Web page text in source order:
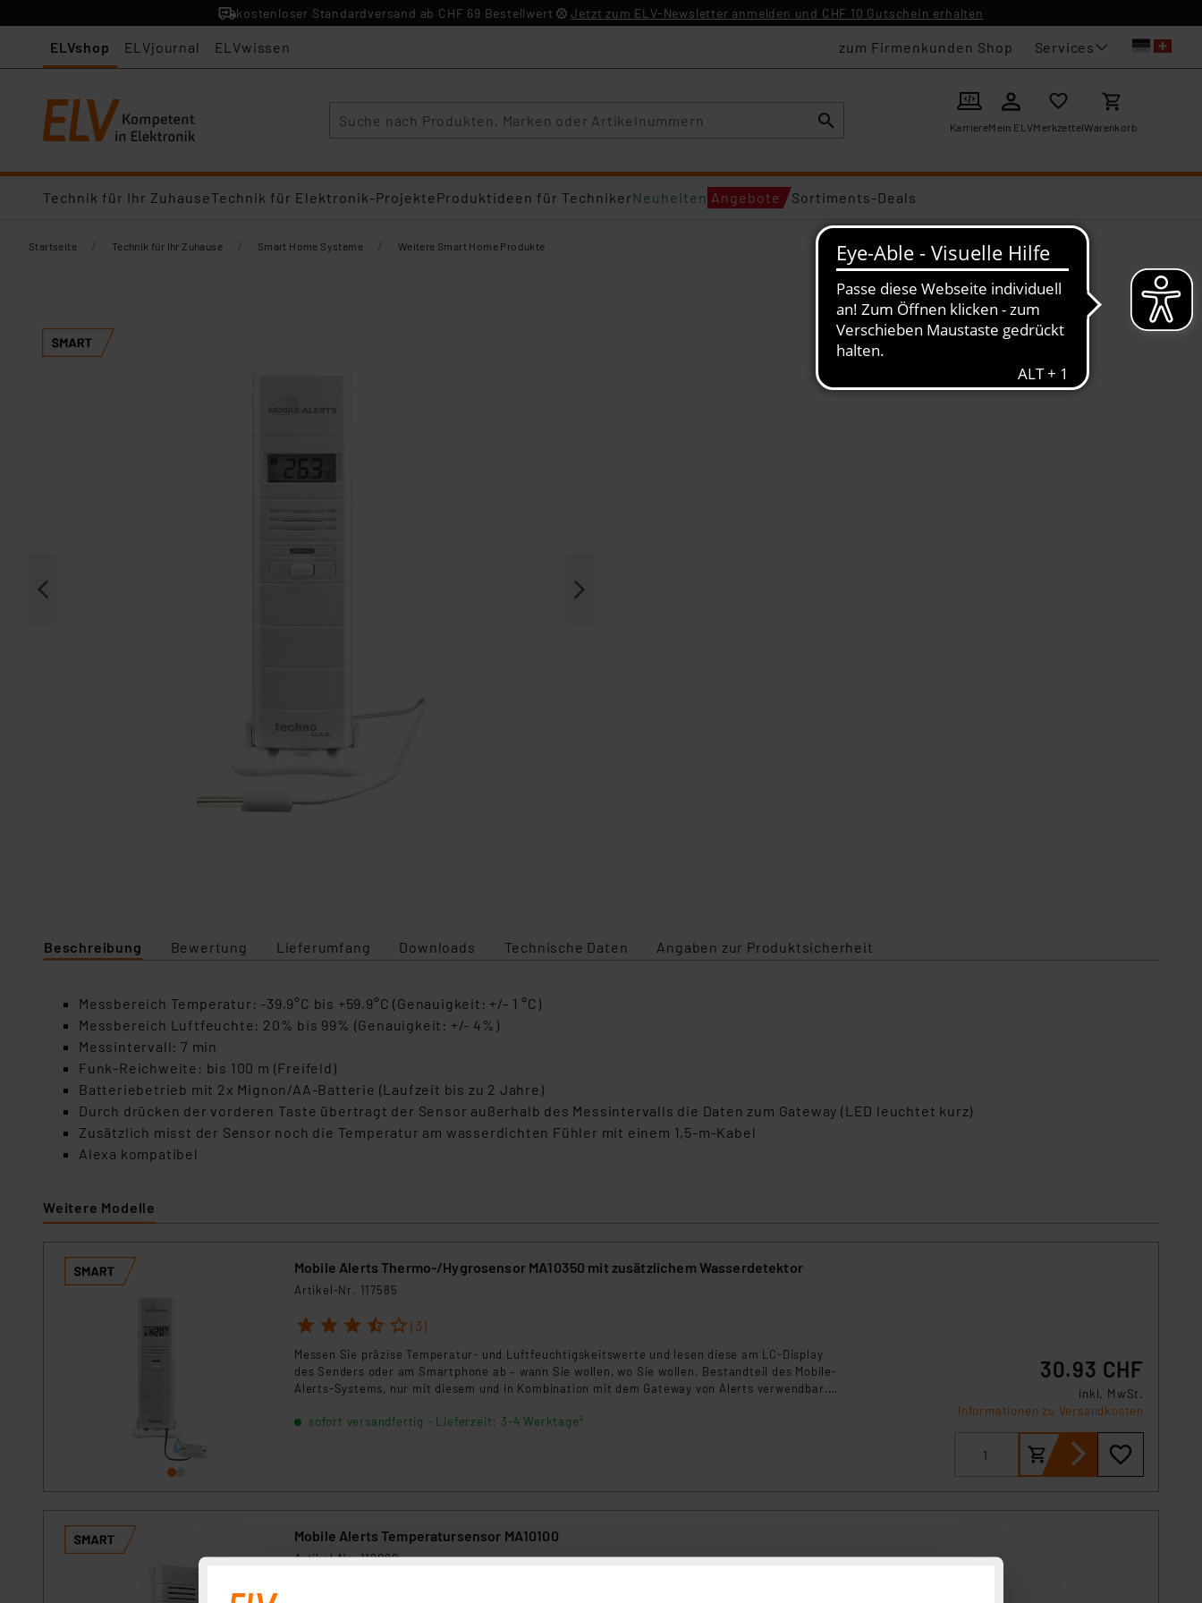
kostenloser Standardversand ab CHF 69 Bestellwert Jetzt zum ELV-Newsletter anmelden und CHF 10 Gutschein erhalten
ELVshop ELVjournal ELVwissen zum Firmenkunden Shop Services
KarriereMein ELVMerkzettelWarenkorb
Technik für Ihr ZuhauseTechnik für Elektronik-ProjekteProduktideen für TechnikerNeuheiten Angebote Sortiments-Deals
Startseite / Technik für Ihr Zuhause / Smart Home Systeme / Weitere Smart Home Produkte
Beschreibung Bewertung Lieferumfang Downloads Technische Daten Angaben zur Produktsicherheit
Messbereich Temperatur: -39,9°C bis +59,9°C (Genauigkeit: +/- 1 °C)
Messbereich Luftfeuchte: 20% bis 99% (Genauigkeit: +/- 4%)
Messintervall: 7 min
Funk-Reichweite: bis 100 m (Freifeld)
Batteriebetrieb mit 2x Mignon/AA-Batterie (Laufzeit bis zu 2 Jahre)
Durch drücken der vorderen Taste übertragt der Sensor außerhalb des Messintervalls die Daten zum Gateway (LED leuchtet kurz)
Zusätzlich misst der Sensor noch die Temperatur am wasserdichten Fühler mit einem 1,5-m-Kabel
Alexa kompatibel
Weitere Modelle
Mobile Alerts Thermo-/Hygrosensor MA10350 mit zusätzlichem Wasserdetektor
Artikel-Nr. 117585
1 2 3 4 5 (3)
Messen Sie präzise Temperatur- und Luftfeuchtigskeitswerte und lesen diese am LC-Display
des Senders oder am Smartphone ab – wann Sie wollen, wo Sie wollen. Bestandteil des Mobile-
Alerts-Systems, nur mit diesem und in Kombination mit dem Gateway von Alerts verwendbar.
auslaufendem Wasser sofort. Der Sensor muss vor direktem Regen und der Sonne geschützt
sofort versandfertig - Lieferzeit: 3-4 Werktage²
30.93 CHF
inkl. MwSt.
Informationen zu Versandkosten
Mobile Alerts Temperatursensor MA10100
Artikel-Nr. 119080